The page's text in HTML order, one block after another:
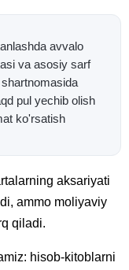
avvalo
va asosiy sarf
pul yechib olish
ko'rsatish
aksariyati
ammo moliyaviy
qiladi.
hisob-kitoblarni